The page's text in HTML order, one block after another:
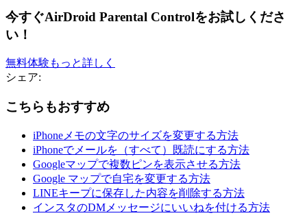
今すぐAirDroid Parental Controlをお試しくださ
い！
無料体験 もっと詳しく
シェア:
こちらもおすすめ
iPhoneメモの文字のサイズを変更する方法
iPhoneでメールを（すべて）既読にする方法
Googleマップで複数ピンを表示させる方法
Google マップで自宅を変更する方法
LINEキープに保存した内容を削除する方法
インスタのDMメッセージにいいねを付ける方法